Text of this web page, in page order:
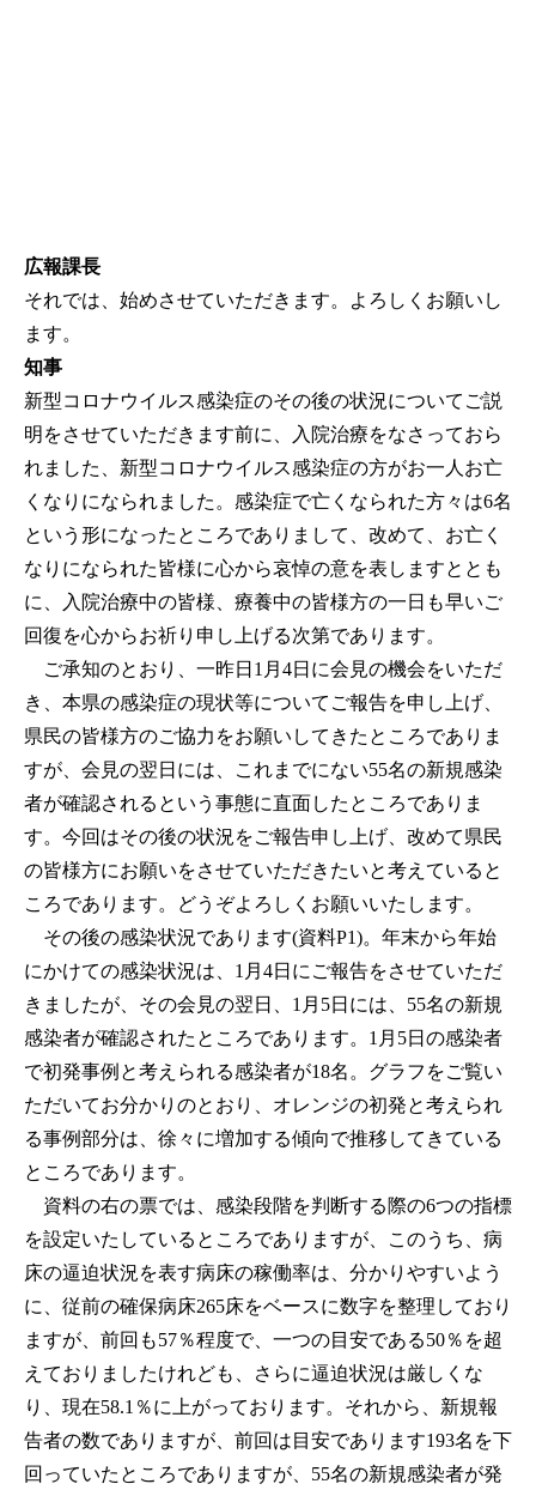
広報課長
それでは、始めさせていただきます。よろしくお願いし
ます。
知事
新型コロナウイルス感染症のその後の状況についてご説
明をさせていただきます前に、入院治療をなさっておら
れました、新型コロナウイルス感染症の方がお一人お亡
くなりになられました。感染症で亡くなられた方々は6名
という形になったところでありまして、改めて、お亡く
なりになられた皆様に心から哀悼の意を表しますととも
に、入院治療中の皆様、療養中の皆様方の一日も早いご
回復を心からお祈り申し上げる次第であります。
ご承知のとおり、一昨日1月4日に会見の機会をいただ
き、本県の感染症の現状等についてご報告を申し上げ、
県民の皆様方のご協力をお願いしてきたところでありま
すが、会見の翌日には、これまでにない55名の新規感染
者が確認されるという事態に直面したところでありま
す。今回はその後の状況をご報告申し上げ、改めて県民
の皆様方にお願いをさせていただきたいと考えていると
ころであります。どうぞよろしくお願いいたします。
その後の感染状況であります(資料P1)。年末から年始
にかけての感染状況は、1月4日にご報告をさせていただ
きましたが、その会見の翌日、1月5日には、55名の新規
感染者が確認されたところであります。1月5日の感染者
で初発事例と考えられる感染者が18名。グラフをご覧い
ただいてお分かりのとおり、オレンジの初発と考えられ
る事例部分は、徐々に増加する傾向で推移してきている
ところであります。
資料の右の票では、感染段階を判断する際の6つの指標
を設定いたしているところでありますが、このうち、病
床の逼迫状況を表す病床の稼働率は、分かりやすいよう
に、従前の確保病床265床をベースに数字を整理しており
ますが、前回も57％程度で、一つの目安である50％を超
えておりましたけれども、さらに逼迫状況は厳しくな
り、現在58.1％に上がっております。それから、新規報
告者の数でありますが、前回は目安であります193名を下
回っていたところでありますが、55名の新規感染者が発